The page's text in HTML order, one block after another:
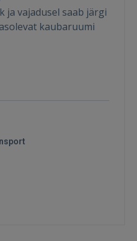
ja vajadusel saab järgi
kaubaruumi